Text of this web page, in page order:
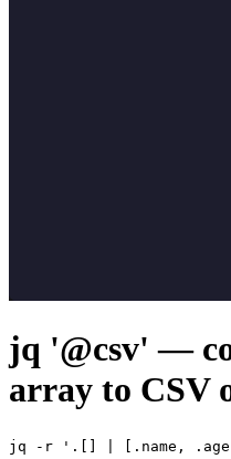
jq '@csv' —
array to CSV
jq -r '.[] | [.name, .age]